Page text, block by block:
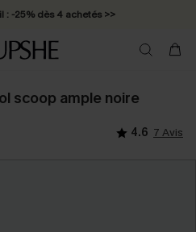
: -25% dès 4 achetés >>
scoop ample noire
4.6 7 Avis